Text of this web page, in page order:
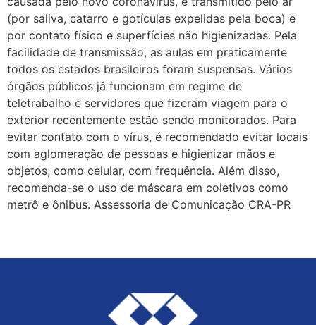
(por saliva, catarro e gotículas expelidas pela boca) e
por contato físico e superfícies não higienizadas. Pela
facilidade de transmissão, as aulas em praticamente
todos os estados brasileiros foram suspensas. Vários
órgãos públicos já funcionam em regime de
teletrabalho e servidores que fizeram viagem para o
exterior recentemente estão sendo monitorados. Para
evitar contato com o vírus, é recomendado evitar locais
com aglomeração de pessoas e higienizar mãos e
objetos, como celular, com frequência. Além disso,
recomenda-se o uso de máscara em coletivos como
metrô e ônibus. Assessoria de Comunicação CRA-PR